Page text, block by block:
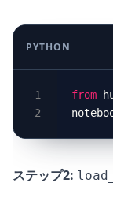
PYTHON
from
ステップ2: